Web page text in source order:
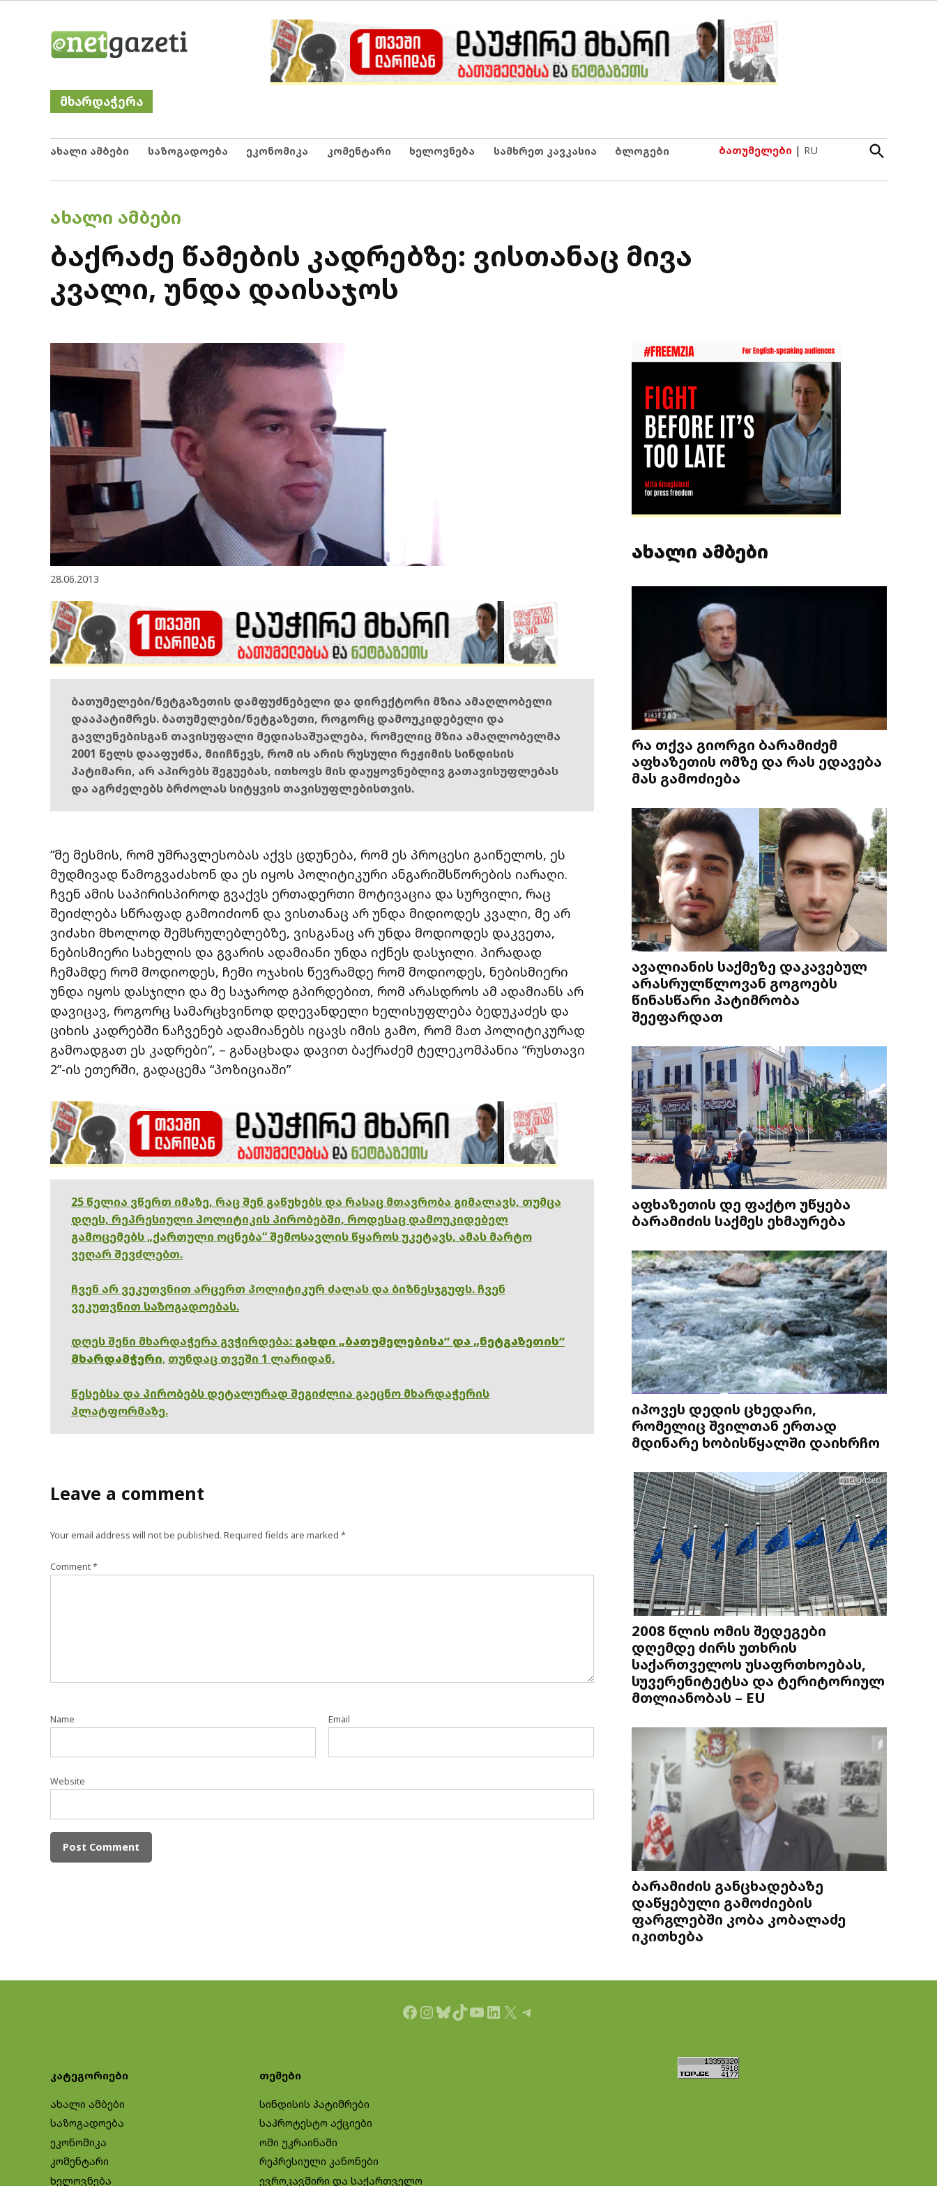
Netgazeti
მხარდაჭერა
ახალი ამბები საზოგადოება ეკონომიკა კომენტარი ხელოვნება სამხრეთ კავკასია ბლოგები ბათუმელები | RU
Open
Search
POSTED
ᲐᲮᲐᲚᲘ ᲐᲛᲑᲔᲑᲘ
ბაქრაძე წამების კადრებზე: ვისთანაც მივა
კვალი, უნდა დაისაჯოს
28.06.2013
ბათუმელები/ნეტგაზეთის დამფუძნებელი და დირექტორი მზია ამაღლობელი
დააპატიმრეს. ბათუმელები/ნეტგაზეთი, როგორც დამოუკიდებელი და
გავლენებისგან თავისუფალი მედიასაშუალება, რომელიც მზია ამაღლობელმა
2001 წელს დააფუძნა, მიიჩნევს, რომ ის არის რუსული რეჟიმის სინდისის
პატიმარი, არ აპირებს შეგუებას, ითხოვს მის დაუყოვნებლივ გათავისუფლებას
და აგრძელებს ბრძოლას სიტყვის თავისუფლებისთვის.
“მე მესმის, რომ უმრავლესობას აქვს ცდუნება, რომ ეს პროცესი გაიწელოს, ეს
მუდმივად წამოგვაძახონ და ეს იყოს პოლიტიკური ანგარიშსწორების იარაღი.
ჩვენ ამის საპირისპიროდ გვაქვს ერთადერთი მოტივაცია და სურვილი, რაც
შეიძლება სწრაფად გამოიძიონ და ვისთანაც არ უნდა მიდიოდეს კვალი, მე არ
ვიძახი მხოლოდ შემსრულებლებზე, ვისგანაც არ უნდა მოდიოდეს დაკვეთა,
ნებისმიერი სახელის და გვარის ადამიანი უნდა იქნეს დასჯილი. პირადად
ჩემამდე რომ მოდიოდეს, ჩემი ოჯახის წევრამდე რომ მოდიოდეს, ნებისმიერი
უნდა იყოს დასჯილი და მე საჯაროდ გპირდებით, რომ არასდროს ამ ადამიანს არ
დავიცავ, როგორც სამარცხვინოდ დღევანდელი ხელისუფლება ბედუკაძეს და
ციხის კადრებში ნაჩვენებ ადამიანებს იცავს იმის გამო, რომ მათ პოლიტიკურად
გამოადგათ ეს კადრები”, – განაცხადა დავით ბაქრაძემ ტელეკომპანია “რუსთავი
2”-ის ეთერში, გადაცემა “პოზიციაში”
25 წელია ვწერთ იმაზე, რაც შენ გაწუხებს და რასაც მთავრობა გიმალავს, თუმცა
დღეს, რეპრესიული პოლიტიკის პირობებში, როდესაც დამოუკიდებელ
გამოცემებს „ქართული ოცნება“ შემოსავლის წყაროს უკეტავს, ამას მარტო
ვეღარ შევძლებთ.
ჩვენ არ ვეკუთვნით არცერთ პოლიტიკურ ძალას და ბიზნესჯგუფს. ჩვენ
ვეკუთვნით საზოგადოებას.
დღეს შენი მხარდაჭერა გვჭირდება: გახდი „ბათუმელებისა“ და „ნეტგაზეთის“
მხარდამჭერი, თუნდაც თვეში 1 ლარიდან.
წესებსა და პირობებს დეტალურად შეგიძლია გაეცნო მხარდაჭერის
პლატფორმაზე.
Leave a comment
Your email address will not be published. Required fields are marked *
Comment*
Name Email
Website
ახალი ამბები
რა თქვა გიორგი ბარამიძემ
აფხაზეთის ომზე და რას ედავება
მას გამოძიება
ავალიანის საქმეზე დაკავებულ
არასრულწლოვან გოგოებს
წინასწარი პატიმრობა
შეეფარდათ
აფხაზეთის დე ფაქტო უწყება
ბარამიძის საქმეს ეხმაურება
იპოვეს დედის ცხედარი,
რომელიც შვილთან ერთად
მდინარე ხობისწყალში დაიხრჩო
2008 წლის ომის შედეგები
დღემდე ძირს უთხრის
საქართველოს უსაფრთხოებას,
სუვერენიტეტსა და ტერიტორიულ
მთლიანობას – EU
ბარამიძის განცხადებაზე
დაწყებული გამოძიების
ფარგლებში კობა კობალაძე
იკითხება
Facebook
Instagram
Bluesky
TikTok
YouTube
LinkedIn
X Telegram
კატეგორიები
ახალი ამბები
საზოგადოება
ეკონომიკა
კომენტარი
ხელოვნება
თემები
სინდისის პატიმრები
საპროტესტო აქციები
ომი უკრაინაში
რეპრესიული კანონები
ევროკავშირი და საქართველო